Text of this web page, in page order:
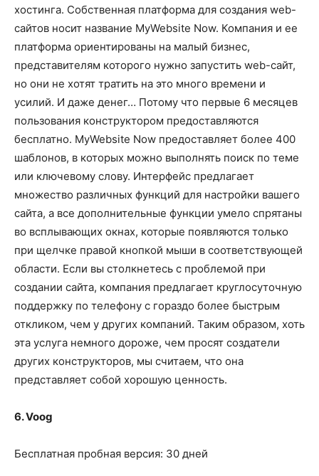
хостинга. Собственная платформа для создания web-
сайтов носит название MyWebsite Now. Компания и ее
платформа ориентированы на малый бизнес,
представителям которого нужно запустить web-сайт,
но они не хотят тратить на это много времени и
усилий. И даже денег… Потому что первые 6 месяцев
пользования конструктором предоставляются
бесплатно. MyWebsite Now предоставляет более 400
шаблонов, в которых можно выполнять поиск по теме
или ключевому слову. Интерфейс предлагает
множество различных функций для настройки вашего
сайта, а все дополнительные функции умело спрятаны
во всплывающих окнах, которые появляются только
при щелчке правой кнопкой мыши в соответствующей
области. Если вы столкнетесь с проблемой при
создании сайта, компания предлагает круглосуточную
поддержку по телефону с гораздо более быстрым
откликом, чем у других компаний. Таким образом, хоть
эта услуга немного дороже, чем просят создатели
других конструкторов, мы считаем, что она
представляет собой хорошую ценность.
6. Voog
Бесплатная пробная версия: 30 дней